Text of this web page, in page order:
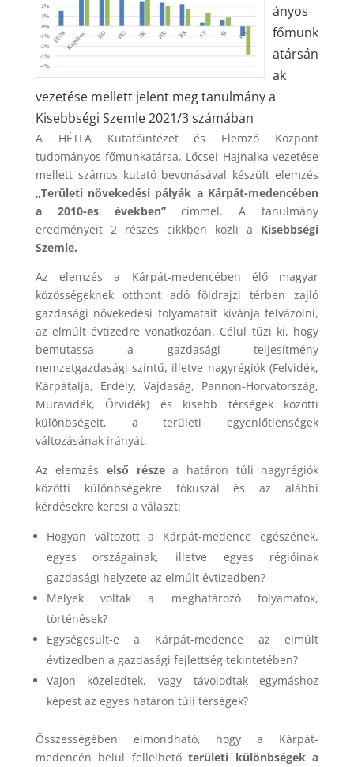
ányos
főmunk
atársán
ak
vezetése mellett jelent meg tanulmány a
Kisebbségi Szemle 2021/3 számában
A HÉTFA Kutatóintézet és Elemző Központ
tudományos főmunkatársa, Lőcsei Hajnalka vezetése
mellett számos kutató bevonásával készült elemzés
„Területi növekedési pályák a Kárpát-medencében
a 2010-es években”címmel. A tanulmány
eredményeit 2 részes cikkben közli a Kisebbségi
Szemle.
Az elemzés a Kárpát-medencében élő magyar
közösségeknek otthont adó földrajzi térben zajló
gazdasági növekedési folyamatait kívánja felvázolni,
az elmúlt évtizedre vonatkozóan. Célul tűzi ki, hogy
bemutassa a gazdasági teljesítmény
nemzetgazdasági szintű, illetve nagyrégiók (Felvidék,
Kárpátalja, Erdély, Vajdaság, Pannon-Horvátország,
Muravidék, Őrvidék) és kisebb térségek közötti
különbségeit, a területi egyenlőtlenségek
változásának irányát.
Az elemzéselső részea határon túli nagyrégiók
közötti különbségekre fókuszál és az alábbi
kérdésekre keresi a választ:
Hogyan változott a Kárpát-medence egészének,
egyes országainak, illetve egyes régióinak
gazdasági helyzete az elmúlt évtizedben?
Melyek voltak a meghatározó folyamatok,
történések?
Egységesült-e a Kárpát-medence az elmúlt
évtizedben a gazdasági fejlettség tekintetében?
Vajon közeledtek, vagy távolodtak egymáshoz
képest az egyes határon túli térségek?
Összességében elmondható, hogy a Kárpát-
medencén belül fellelhetőterületi különbségek a